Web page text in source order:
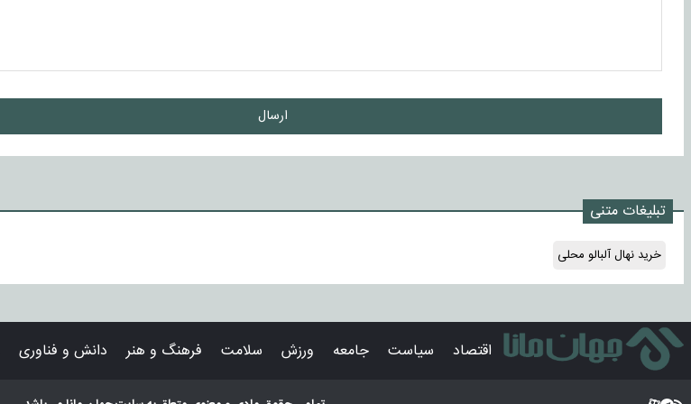
ارسال
تبلیغات متنی
خرید نهال آلبالو محلی
اقتصاد سیاست جامعه ورزش سلامت فرهنگ و هنر دانش و فناوری